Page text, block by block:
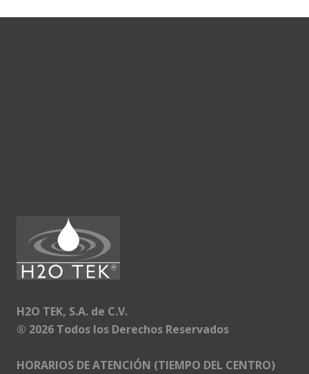
H2O TEK, S.A. de C.V.
® 2026 Todos los Derechos Reservados
HORARIOS DE ATENCIÓN (TIEMPO DEL CENTRO)